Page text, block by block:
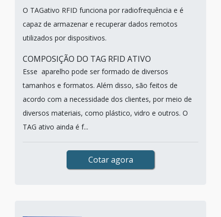
O TAGativo RFID funciona por radiofrequência e é
capaz de armazenar e recuperar dados remotos
utilizados por dispositivos.
COMPOSIÇÃO DO TAG RFID ATIVO
Esse aparelho pode ser formado de diversos
tamanhos e formatos. Além disso, são feitos de
acordo com a necessidade dos clientes, por meio de
diversos materiais, como plástico, vidro e outros. O
TAG ativo ainda é f...
Cotar agora